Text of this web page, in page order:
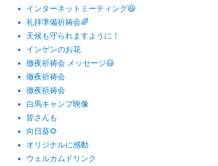
インターネットミーティング😃
礼拝準備祈祷会🌈
天候も守られますように！
インゲンのお花
徹夜祈祷会 メッセージ😃
徹夜祈祷会
徹夜祈祷会
白馬キャンプ映像
皆さんも
向日葵🌻
オリジナルに感動
ウェルカムドリンク